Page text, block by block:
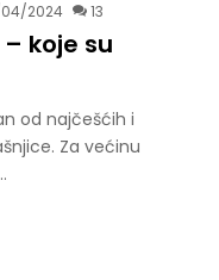
2024 13
koje su
od najčešćih i
Za većinu